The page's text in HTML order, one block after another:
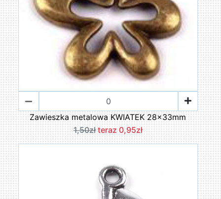
Zawieszka metalowa KWIATEK 28x33mm
1,50zł teraz 0,95zł